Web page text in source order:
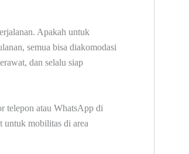
Apakah untuk
semua bisa diakomodasi
dan selalu siap
telepon atau WhatsApp di
untuk mobilitas di area